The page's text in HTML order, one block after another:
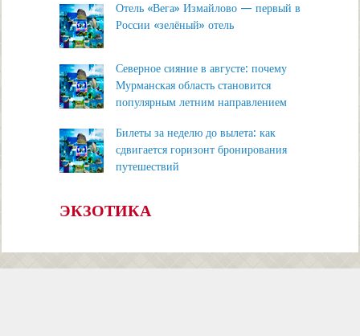
Отель «Вега» Измайлово — первый в
России «зелёный» отель
Северное сияние в августе: почему
Мурманская область становится
популярным летним направлением
Билеты за неделю до вылета: как
сдвигается горизонт бронирования
путешествий
ЭКЗОТИКА